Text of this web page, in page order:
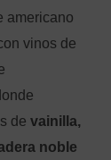
americano
vinos de
devainilla,
noble